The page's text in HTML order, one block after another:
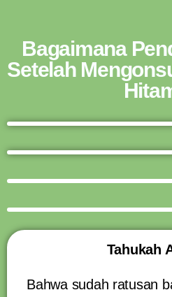
Bagaimana
Setelah
Tahukah
Bahwa sudah ratusan